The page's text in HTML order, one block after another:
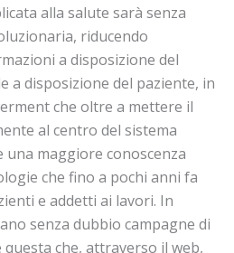
alla salute sarà senza
riducendo
a disposizione del
a disposizione del paziente, in
che oltre a mettere il
al centro del sistema
maggiore conoscenza
che fino a pochi anni fa
e addetti ai lavori. In
senza dubbio campagne di
che, attraverso il web,